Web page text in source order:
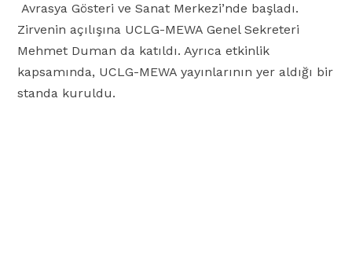
Avrasya Gösteri ve Sanat Merkezi’nde başladı.
Zirvenin açılışına UCLG-MEWA Genel Sekreteri
Mehmet Duman da katıldı. Ayrıca etkinlik
kapsamında, UCLG-MEWA yayınlarının yer aldığı bir
standa kuruldu.